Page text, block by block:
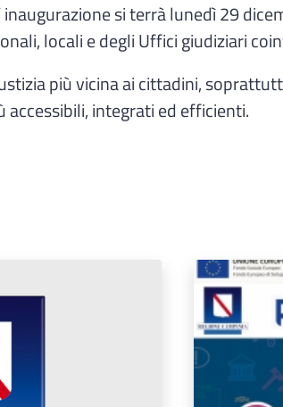
si terrà lunedì 29
locali e degli Uffici giudiziari
più vicina ai cittadini,
accessibili, integrati ed efficienti.